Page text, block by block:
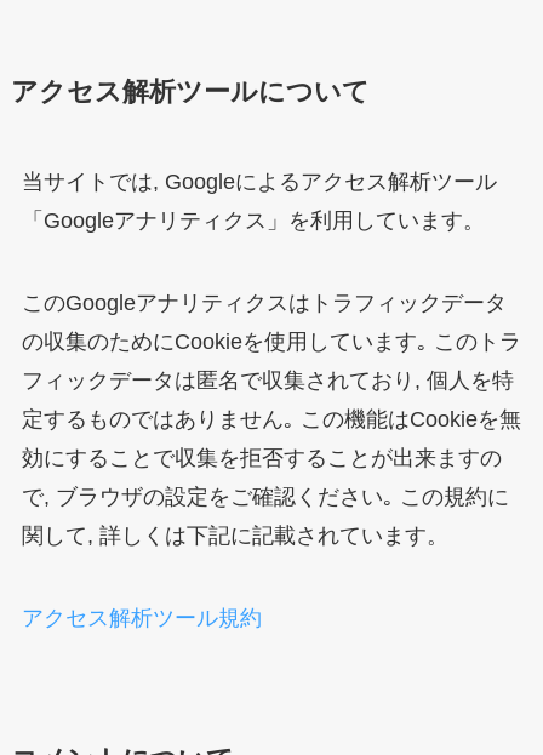
アクセス解析ツールについて
当サイトでは, Googleによるアクセス解析ツール
「Googleアナリティクス」を利用しています。
このGoogleアナリティクスはトラフィックデータ
の収集のためにCookieを使用しています｡ このトラ
フィックデータは匿名で収集されており, 個人を特
定するものではありません｡ この機能はCookieを無
効にすることで収集を拒否することが出来ますの
で, ブラウザの設定をご確認ください｡ この規約に
関して, 詳しくは下記に記載されています。
アクセス解析ツール規約